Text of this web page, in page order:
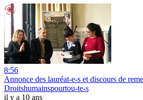
8:56
Annonce des lauréat-e-s et discours de
Droitshumainspourtou-te-s
il y a 10 ans